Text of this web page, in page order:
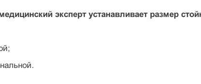
эксперт устанавливает размер